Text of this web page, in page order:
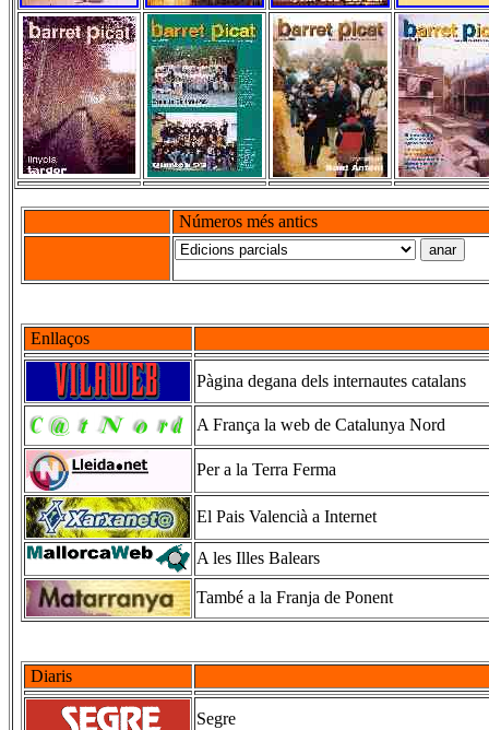
Números més antics
Enllaços
Pàgina degana dels internautes catalans
A França la web de Catalunya Nord
Per a la Terra Ferma
El Pais Valencià a Internet
A les Illes Balears
També a la Franja de Ponent
Diaris
Segre